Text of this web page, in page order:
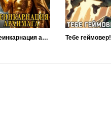
Реинкарнация архимага Тебе геймовер!